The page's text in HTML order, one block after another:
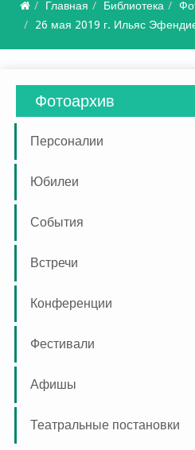
Главная Библиотека
26 мая 2019 г. Ильяс
Фотоархив
Персоналии
Юбилеи
События
Встречи
Конференции
Фестивали
Афишы
Театральные постановки